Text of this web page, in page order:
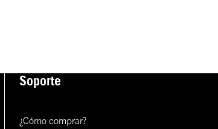
Soporte
¿Cómo comprar?